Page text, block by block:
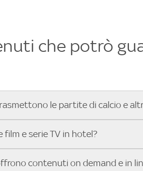
che potrò
le partite di calcio e
dove poter vedere le partite di
eventi sportivi.
film e serie TV in hotel?
hanno Sky in camera offrono una
contenuti on demand e in